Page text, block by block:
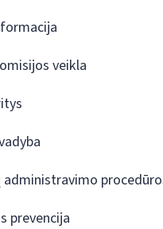
veikla
administravimo
prevencija